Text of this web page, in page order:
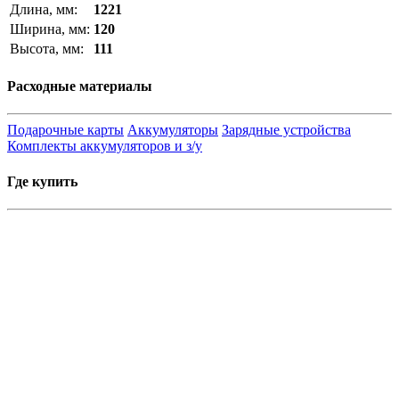
Длина, мм:
1221
Ширина, мм: 120
Высота, мм:
111
Расходные материалы
Подарочные карты Аккумуляторы Зарядные устройства
Комплекты аккумуляторов и з/у
Где купить